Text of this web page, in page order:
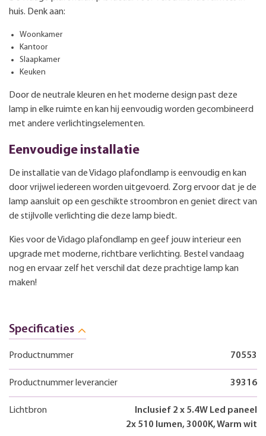
huis. Denk aan:
Woonkamer
Kantoor
Slaapkamer
Keuken
Door de neutrale kleuren en het moderne design past deze
lamp in elke ruimte en kan hij eenvoudig worden gecombineerd
met andere verlichtingselementen.
Eenvoudige installatie
De installatie van de Vidago plafondlamp is eenvoudig en kan
door vrijwel iedereen worden uitgevoerd. Zorg ervoor dat je de
lamp aansluit op een geschikte stroombron en geniet direct van
de stijlvolle verlichting die deze lamp biedt.
Kies voor de Vidago plafondlamp en geef jouw interieur een
upgrade met moderne, richtbare verlichting. Bestel vandaag
nog en ervaar zelf het verschil dat deze prachtige lamp kan
maken!
Specificaties
Productnummer 70553
Productnummer leverancier 39316
Lichtbron
Inclusief 2 x 5.4W Led paneel
2x 510 lumen, 3000K, Warm wit